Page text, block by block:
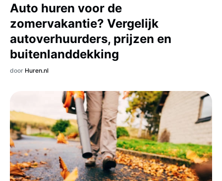
Auto huren voor de
zomervakantie? Vergelijk
autoverhuurders, prijzen en
buitenlanddekking
door Huren.nl